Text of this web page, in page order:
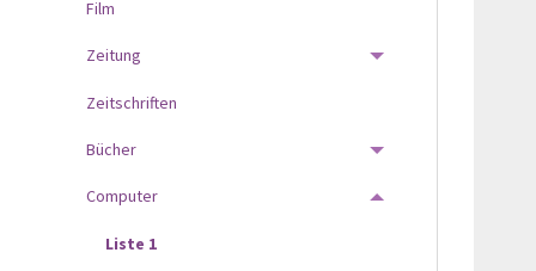
Film
Zeitung
TOGGLE MENU
Zeitschriften
Bücher
TOGGLE MENU
Computer
TOGGLE MENU
Liste 1